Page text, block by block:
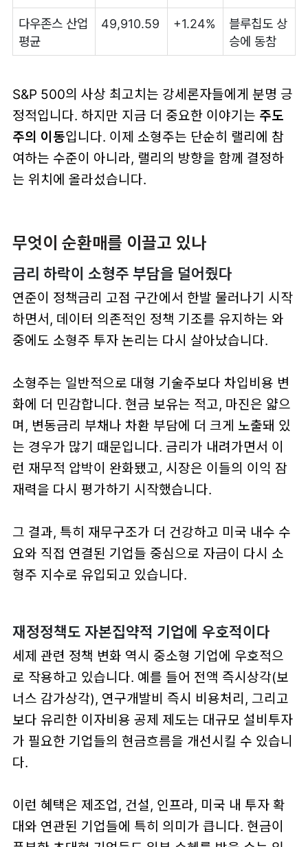
다우존스 산업
평균
49,910.59 +1.24%
블루칩도 상
승에 동참
S&P 500의 사상 최고치는 강세론자들에게 분명 긍
정적입니다. 하지만 지금 더 중요한 이야기는 주도
주의 이동입니다. 이제 소형주는 단순히 랠리에 참
여하는 수준이 아니라, 랠리의 방향을 함께 결정하
는 위치에 올라섰습니다.
무엇이 순환매를 이끌고 있나
금리 하락이 소형주 부담을 덜어줬다
연준이 정책금리 고점 구간에서 한발 물러나기 시작
하면서, 데이터 의존적인 정책 기조를 유지하는 와
중에도 소형주 투자 논리는 다시 살아났습니다.
소형주는 일반적으로 대형 기술주보다 차입비용 변
화에 더 민감합니다. 현금 보유는 적고, 마진은 얇으
며, 변동금리 부채나 차환 부담에 더 크게 노출돼 있
는 경우가 많기 때문입니다. 금리가 내려가면서 이
런 재무적 압박이 완화됐고, 시장은 이들의 이익 잠
재력을 다시 평가하기 시작했습니다.
그 결과, 특히 재무구조가 더 건강하고 미국 내수 수
요와 직접 연결된 기업들 중심으로 자금이 다시 소
형주 지수로 유입되고 있습니다.
재정정책도 자본집약적 기업에 우호적이다
세제 관련 정책 변화 역시 중소형 기업에 우호적으
로 작용하고 있습니다. 예를 들어 전액 즉시상각(보
너스 감가상각), 연구개발비 즉시 비용처리, 그리고
보다 유리한 이자비용 공제 제도는 대규모 설비투자
가 필요한 기업들의 현금흐름을 개선시킬 수 있습니
다.
이런 혜택은 제조업, 건설, 인프라, 미국 내 투자 확
대와 연관된 기업들에 특히 의미가 큽니다. 현금이